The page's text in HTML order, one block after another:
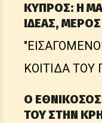
ΚΥΠΡΟΣ: Η
ΙΔΕΑΣ,
ΚΟΙΤΙΔΑ ΤΟΥ
Ο
ΤΟΥ ΣΤΗΝ